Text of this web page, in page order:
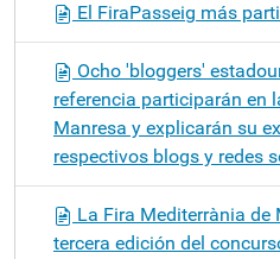
El FiraPasseig más
Ocho 'bloggers'
referencia participarán en
Manresa y explicarán su
respectivos blogs y redes
La Fira Mediterrània de
tercera edición del